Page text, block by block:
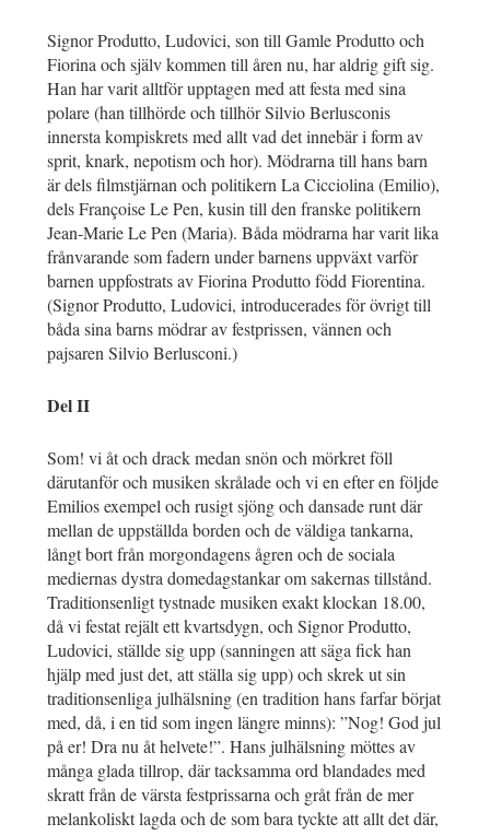
Signor Produtto, Ludovici, son till Gamle Produtto och
Fiorina och själv kommen till åren nu, har aldrig gift sig.
Han har varit alltför upptagen med att festa med sina
polare (han tillhörde och tillhör Silvio Berlusconis
innersta kompiskrets med allt vad det innebär i form av
sprit, knark, nepotism och hor). Mödrarna till hans barn
är dels filmstjärnan och politikern La Cicciolina (Emilio),
dels Françoise Le Pen, kusin till den franske politikern
Jean-Marie Le Pen (Maria). Båda mödrarna har varit lika
frånvarande som fadern under barnens uppväxt varför
barnen uppfostrats av Fiorina Produtto född Fiorentina.
(Signor Produtto, Ludovici, introducerades för övrigt till
båda sina barns mödrar av festprissen, vännen och
pajsaren Silvio Berlusconi.)
Del II
Som! vi åt och drack medan snön och mörkret föll
därutanför och musiken skrålade och vi en efter en följde
Emilios exempel och rusigt sjöng och dansade runt där
mellan de uppställda borden och de väldiga tankarna,
långt bort från morgondagens ågren och de sociala
mediernas dystra domedagstankar om sakernas tillstånd.
Traditionsenligt tystnade musiken exakt klockan 18.00,
då vi festat rejält ett kvartsdygn, och Signor Produtto,
Ludovici, ställde sig upp (sanningen att säga fick han
hjälp med just det, att ställa sig upp) och skrek ut sin
traditionsenliga julhälsning (en tradition hans farfar börjat
med, då, i en tid som ingen längre minns): ”Nog! God jul
på er! Dra nu åt helvete!”. Hans julhälsning möttes av
många glada tillrop, där tacksamma ord blandades med
skratt från de värsta festprissarna och gråt från de mer
melankoliskt lagda och de som bara tyckte att allt det där,